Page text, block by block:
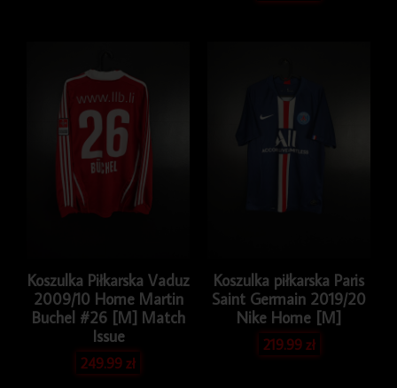
Koszulka Piłkarska Vaduz
2009/10 Home Martin
Buchel #26 [M] Match
Issue
249.99zł
Koszulka piłkarska Paris
Saint Germain 2019/20
Nike Home [M]
219.99zł